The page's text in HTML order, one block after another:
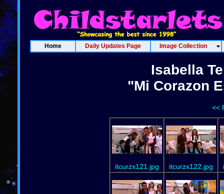
Home Daily Updates Page Image Collection
Isabella
"Mi Corazon
<<
itcurzx121.jpg itcurzx122.jpg